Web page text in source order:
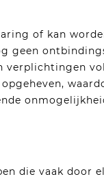
of kan
geen
verplichtingen
die vaak door